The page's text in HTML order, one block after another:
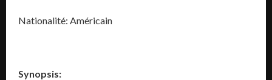
Nationalité: Américain
Synopsis: